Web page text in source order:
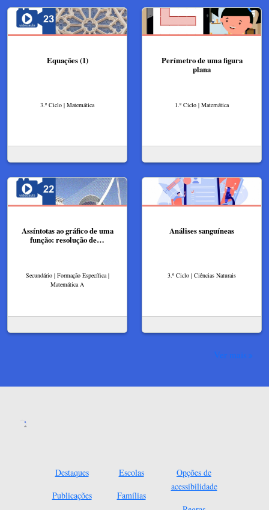
Equações (1)
3.º Ciclo | Matemática
Perímetro de uma figura
plana
1.º Ciclo | Matemática
Assíntotas ao gráfico de uma
função: resolução de…
Secundário | Formação Específica |
Matemática A
Análises sanguíneas
3.º Ciclo | Ciências Naturais
Ver mais
Destaques
Publicações
Escolas
Famílias
Opções de
acessibilidade